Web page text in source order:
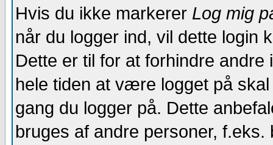
Hvis du ikke markerer Log mig
når du logger ind, vil dette
Dette er til for at forhindre
hele tiden at være logget på
gang du logger på. Dette
bruges af andre personer,